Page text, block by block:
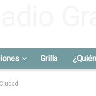
Grilla
Ciudad